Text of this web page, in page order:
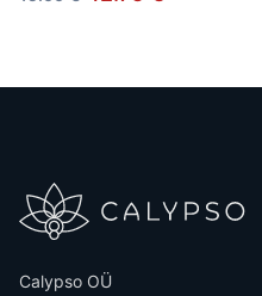
Calypso OÜ